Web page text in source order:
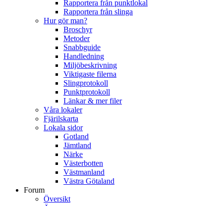
Rapportera från punktlokal
Rapportera från slinga
Hur gör man?
Broschyr
Metoder
Snabbguide
Handledning
Miljöbeskrivning
Viktigaste filerna
Slingprotokoll
Punktprotokoll
Länkar & mer filer
Våra lokaler
Fjärilskarta
Lokala sidor
Gotland
Jämtland
Närke
Västerbotten
Västmanland
Västra Götaland
Forum
Översikt